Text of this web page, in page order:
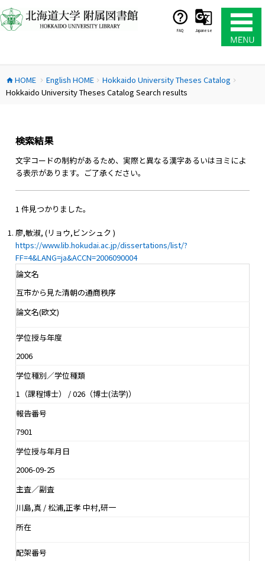
ン
テ
ス
キ
FAQ Japanese
home HOME chevron_right English HOMEchevron_right Hokkaido University Theses Catalog chevron_right
Hokkaido University Theses Catalog Search results
検索結果
文字コードの制約があるため、実際と異なる漢字あるいはヨミによ
る表示があります。ご了承ください。
1 件見つかりました。
廖,敏淑, (リョウ,ビンシュク )
https://www.lib.hokudai.ac.jp/dissertations/list/?
FF=4&LANG=ja&ACCN=2006090004
論文名
互市から見た清朝の通商秩序
論文名(欧文)
学位授与年度
2006
学位種別／学位種類
1（課程博士） / 026（博士(法学)）
報告番号
7901
学位授与年月日
2006-09-25
主査／副査
川島,真 / 松浦,正孝 中村,研一
所在
配架番号